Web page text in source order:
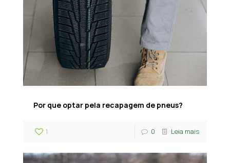
Por que optar pela recapagem de pneus?
1 0 Leia mais